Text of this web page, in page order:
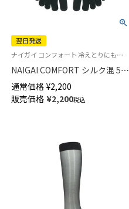
翌日発送
ナイガイ コンフォート 冷えとりにも最適 シルク 絹 5本指 靴下 男性
NAIGAI COMFORT シルク混 5本
指ソックス 無地 親指セパレー
ト ホールガーメント クルー丈
メンズ【365日最短翌日発送】
通常価格 ¥2,200
販売価格 ¥2,200税込